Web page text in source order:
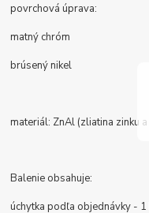
povrchová úprava:
matný chróm
brúsený nikel
materiál: ZnAl (zliatina zinku
Balenie obsahuje:
úchytka podľa objednávky - 1